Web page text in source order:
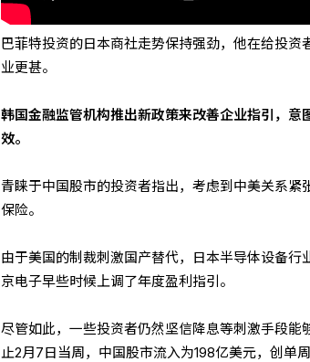
巴菲特投资的日本商社走势保持强劲，他在给投
业更甚。
韩国金融监管机构推出新政策来改善企业指引，
效。
青睐于中国股市的投资者指出，考虑到中美关系
保险。
由于美国的制裁刺激国产替代，日本半导体设备
京电子早些时候上调了年度盈利指引。
尽管如此，一些投资者仍然坚信降息等刺激手段能
止2月7日当周，中国股市流入为198亿美元，创单周